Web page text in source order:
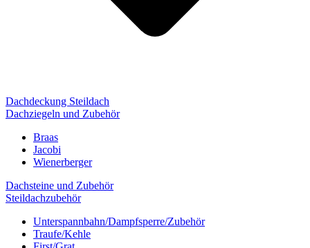
Dachdeckung Steildach
Dachziegeln und Zubehör
Braas
Jacobi
Wienerberger
Dachsteine und Zubehör
Steildachzubehör
Unterspannbahn/Dampfsperre/Zubehör
Traufe/Kehle